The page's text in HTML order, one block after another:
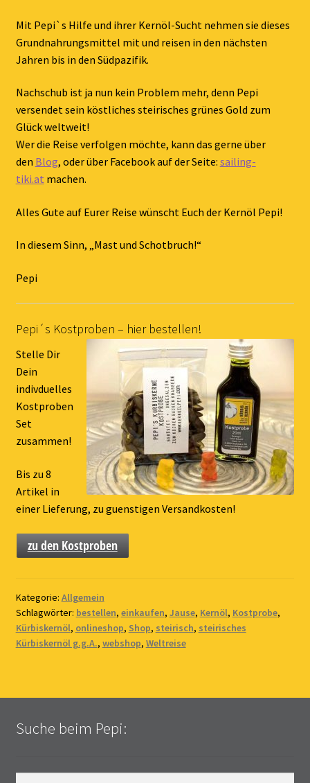
Mit Pepi`s Hilfe und ihrer Kernöl-Sucht nehmen sie dieses
Grundnahrungsmittel mit und reisen in den nächsten
Jahren bis in den Südpazifik.
Nachschub ist ja nun kein Problem mehr, denn Pepi
versendet sein köstliches steirisches grünes Gold zum
Glück weltweit!
Wer die Reise verfolgen möchte, kann das gerne über
den Blog, oder über Facebook auf der Seite: sailing-
tiki.at machen.
Alles Gute auf Eurer Reise wünscht Euch der Kernöl Pepi!
In diesem Sinn, „Mast und Schotbruch!“
Pepi
Pepi´s Kostproben – hier bestellen!
Stelle Dir
Dein
indivduelles
Kostproben
Set
zusammen!
Bis zu 8
Artikel in
einer Lieferung, zu guenstigen Versandkosten!
zu den Kostproben
Kategorie: Allgemein
Schlagwörter: bestellen, einkaufen, Jause, Kernöl, Kostprobe,
Kürbiskernöl, onlineshop, Shop, steirisch, steirisches
Kürbiskernöl g.g.A., webshop, Weltreise
Suche beim Pepi: